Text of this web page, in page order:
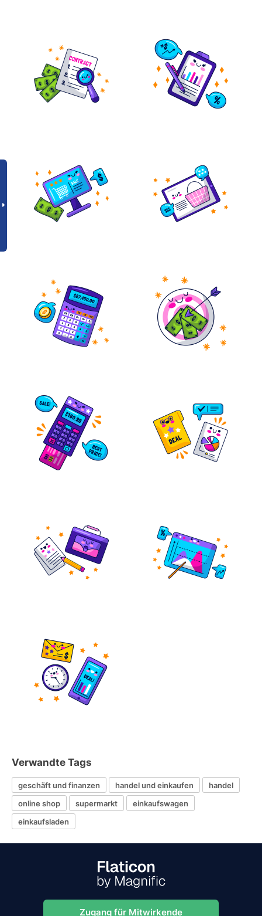
Verwandte Tags
geschäft und finanzen handel und einkaufen
handel
online shop
supermarkt
einkaufswagen
einkaufsladen
Zugang für Mitwirkende